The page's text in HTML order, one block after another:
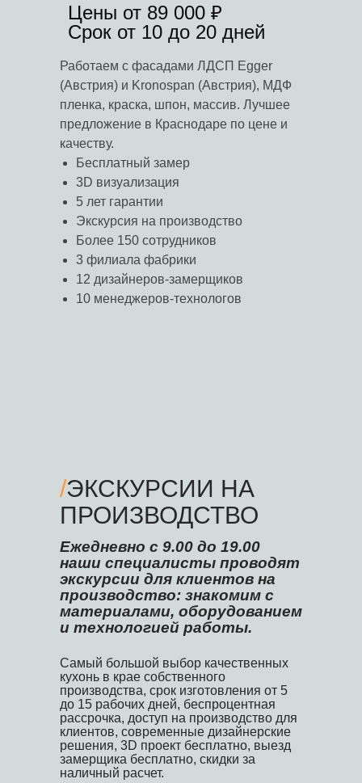
Работаем с фасадами ЛДСП Egger
(Австрия) и Kronospan (Австрия), МДФ
пленка, краска, шпон, массив. Лучшее
предложение в Краснодаре по цене и
качеству.
Бесплатный замер
3D визуализация
5 лет гарантии
Экскурсия на производство
Более 150 сотрудников
3 филиала фабрики
12 дизайнеров-замерщиков
10 менеджеров-технологов
Цены от 89 000 ₽
Срок от 10 до 20 дней
/ЭКСКУРСИИ НА
ПРОИЗВОДСТВО
Самый большой выбор качественных
кухонь в крае собственного
производства, срок изготовления от 5
до 15 рабочих дней, беспроцентная
рассрочка, доступ на производство для
клиентов, современные дизайнерские
решения, 3D проект бесплатно, выезд
замерщика бесплатно, скидки за
наличный расчет.
Ежедневно с 9.00 до 19.00
наши специалисты проводят
экскурсии для клиентов на
производство: знакомим с
материалами, оборудованием
и технологией работы.
COMPANY